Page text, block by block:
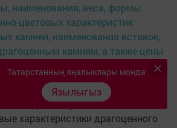
наименования, веса, формы
цветовых характеристик
камней, наименования вставок,
камням, а также цены
камень, закрепленный в
подвергся обработке, изменившей
характеристики драгоценного
Татарстанның яңалыклары монда
Язылыгыз